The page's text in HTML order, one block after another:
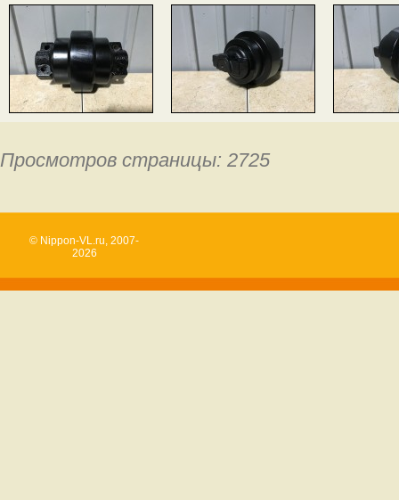
Просмотров страницы: 2725
© Nippon-VL.ru, 2007-
2026